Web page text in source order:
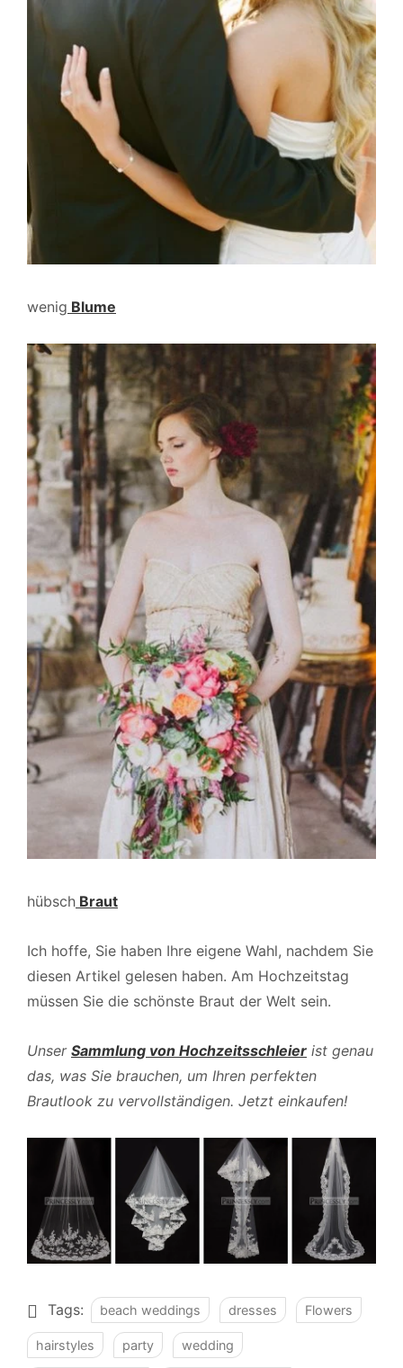
wenig Blume
hübsch Braut
Ich hoffe, Sie haben Ihre eigene Wahl, nachdem Sie
diesen Artikel gelesen haben. Am Hochzeitstag
müssen Sie die schönste Braut der Welt sein.
Unser Sammlung von Hochzeitsschleier ist genau
das, was Sie brauchen, um Ihren perfekten
Brautlook zu vervollständigen. Jetzt einkaufen!
Tags: beach weddings dresses Flowers
hairstyles party wedding